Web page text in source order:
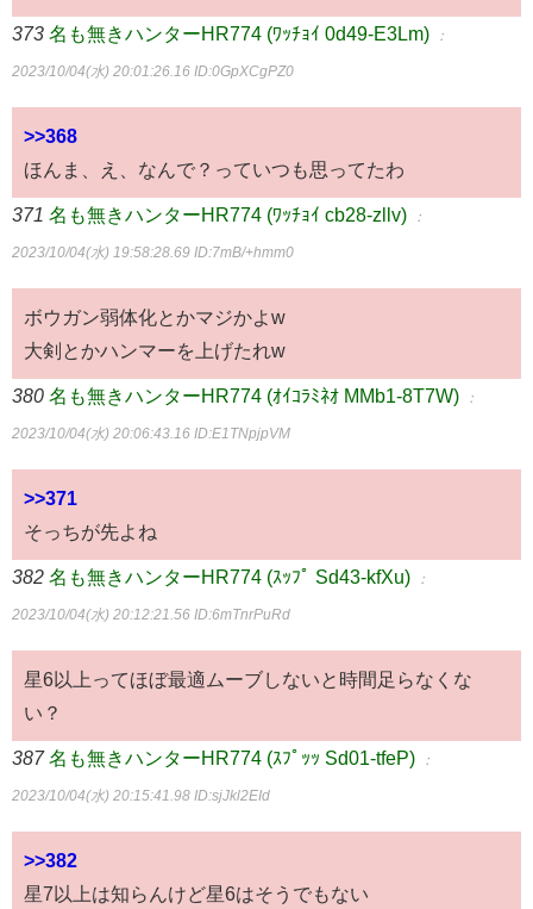
373 名も無きハンターHR774 (ﾜｯﾁｮｲ 0d49-E3Lm) ：
2023/10/04(水) 20:01:26.16 ID:0GpXCgPZ0
>>368
ほんま、え、なんで？っていつも思ってたわ
371 名も無きハンターHR774 (ﾜｯﾁｮｲ cb28-zllv) ：
2023/10/04(水) 19:58:28.69 ID:7mB/+hmm0
ボウガン弱体化とかマジかよw
大剣とかハンマーを上げたれw
380 名も無きハンターHR774 (ｵｲｺﾗﾐﾈｵ MMb1-8T7W) ：
2023/10/04(水) 20:06:43.16 ID:E1TNpjpVM
>>371
そっちが先よね
382 名も無きハンターHR774 (ｽｯﾌﾟ Sd43-kfXu) ：
2023/10/04(水) 20:12:21.56 ID:6mTnrPuRd
星6以上ってほぼ最適ムーブしないと時間足らなくな
い？
387 名も無きハンターHR774 (ｽﾌﾟｯｯ Sd01-tfeP) ：
2023/10/04(水) 20:15:41.98 ID:sjJkl2EId
>>382
星7以上は知らんけど星6はそうでもない